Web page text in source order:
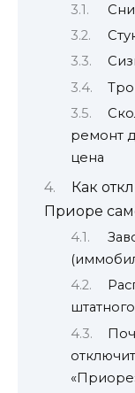
ремонт
цена
Как
Приоре